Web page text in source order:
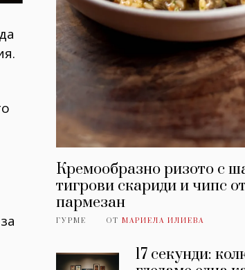
Кремообразно ризото с
тигрови скариди и чипс
пармезан
ГУРМЕ ОТ МАРИЕЛА ИЛИЕВА
17 секунди: